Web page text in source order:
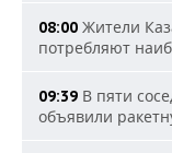
08:00 Жители
потребляют
09:39 В пяти
объявили